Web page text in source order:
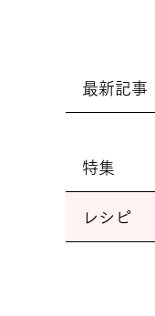
最新記事
特集
レシピ